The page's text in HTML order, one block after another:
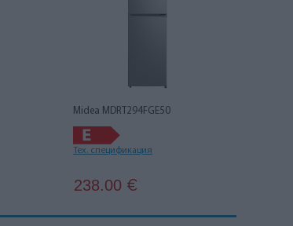
Midea MDRT294FGE50
Тех. спецификация
238.00 €